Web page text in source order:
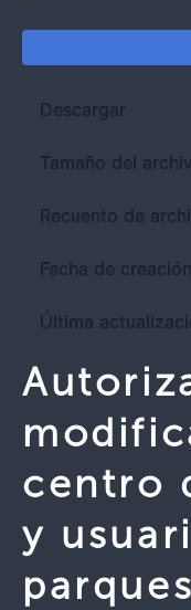
Descargar
Tamaño del
Recuento de
Fecha de creación
Última
centro
y